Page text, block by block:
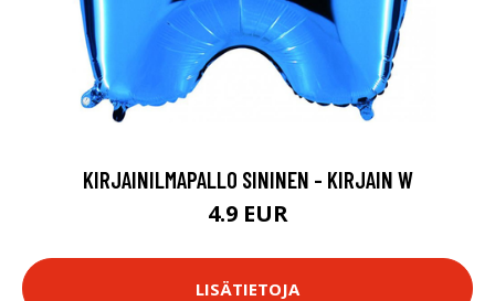
KIRJAINILMAPALLO SININEN - KIRJAIN W
4.9 EUR
LISÄTIETOJA